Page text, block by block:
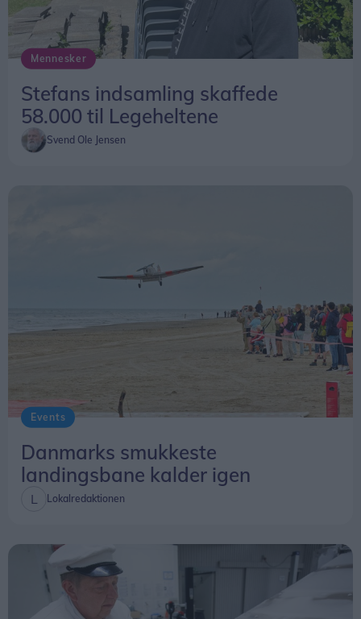
Det svarer til et gennemsnit på omkring 20.000
kroner per medarbejder i de omfattede butikker.
Mennesker
Stefans indsamling skaffede
58.000 til Legeheltene
Svend Ole Jensen
Events
Danmarks smukkeste
landingsbane kalder igen
Lokalredaktionen